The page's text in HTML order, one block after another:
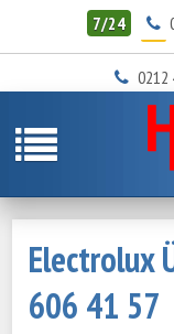
7/24
0212
Electrolux
606 41 57